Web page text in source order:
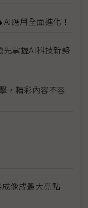
應用全面進化！
先掌握AI科技新勢
，精彩內容不容
像成最大亮點